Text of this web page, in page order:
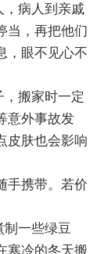
，病人到亲戚
当，再把他们
，眼不见心不
搬家时一定
意外事故发
皮肤也会影响
手携带。若价
制一些绿豆
寒冷的冬天搬